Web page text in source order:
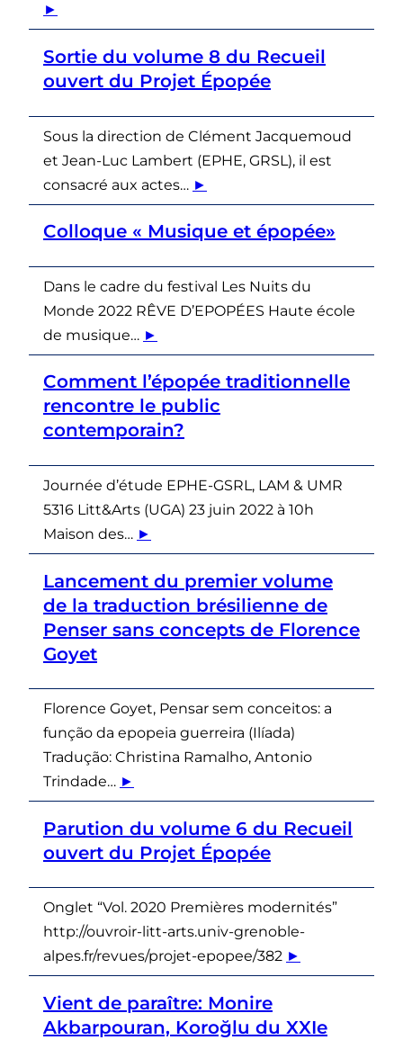
►
Sortie du volume 8 du Recueil
ouvert du Projet Épopée
Sous la direction de Clément Jacquemoud
et Jean-Luc Lambert (EPHE, GRSL), il est
consacré aux actes… ►
Colloque « Musique et épopée»
Dans le cadre du festival Les Nuits du
Monde 2022 RÊVE D’EPOPÉES Haute école
de musique… ►
Comment l’épopée traditionnelle
rencontre le public
contemporain?
Journée d’étude EPHE-GSRL, LAM & UMR
5316 Litt&Arts (UGA) 23 juin 2022 à 10h
Maison des… ►
Lancement du premier volume
de la traduction brésilienne de
Penser sans concepts de Florence
Goyet
Florence Goyet, Pensar sem conceitos: a
função da epopeia guerreira (Ilíada)
Tradução: Christina Ramalho, Antonio
Trindade… ►
Parution du volume 6 du Recueil
ouvert du Projet Épopée
Onglet “Vol. 2020 Premières modernités”
http://ouvroir-litt-arts.univ-grenoble-
alpes.fr/revues/projet-epopee/382 ►
Vient de paraître: Monire
Akbarpouran, Koroğlu du XXIe